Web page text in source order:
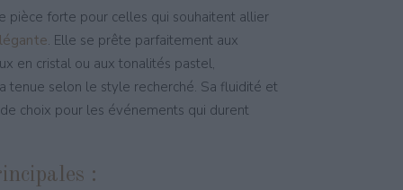
pièce forte pour celles qui souhaitent allier
. Elle se prête parfaitement aux
en cristal ou aux tonalités pastel,
tenue selon le style recherché. Sa fluidité et
choix pour les événements qui durent
: